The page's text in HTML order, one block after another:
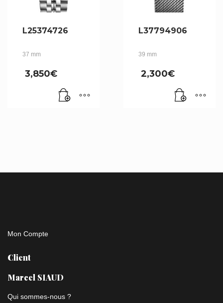
L25374726
37 mm
3,850€
L37794906
39 mm
2,300€
Mon Compte
Client
Marcel SIAUD
Qui sommes-nous ?